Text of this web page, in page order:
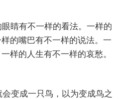
睛有不一样的看法。一样的
的嘴巴有不一样的说法。一
样的人生有不一样的哀愁。
变成一只鸟，以为变成鸟之